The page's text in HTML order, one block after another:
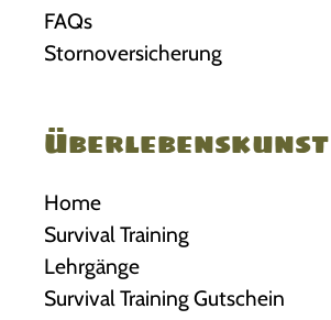
FAQs
Stornoversicherung
Überlebenskunst
Home
Survival Training
Lehrgänge
Survival Training Gutschein